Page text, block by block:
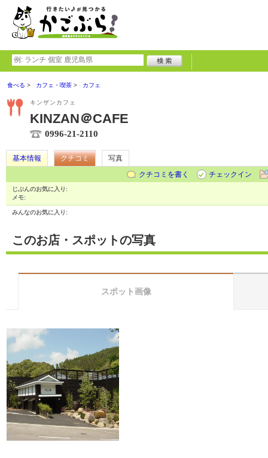
食べる カフェ・喫茶 カフェ
キンザンカフェ
KINZAN＠CAFE
0996-21-2110
基本情報 クチコミ
写真
クチコミを書く
チェックイン
じぶんのお気に入り:
メモ:
みんなのお気に入り:
このお店・スポットの写真
スポット画像